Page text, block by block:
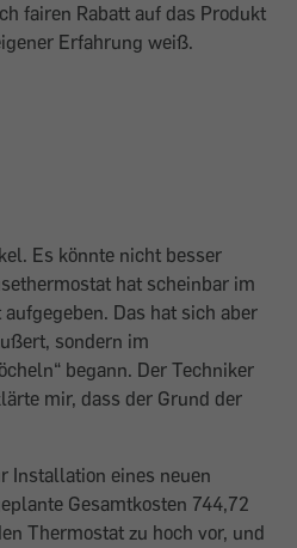
fairen Rabatt auf das Produkt
Erfahrung weiß.
Es könnte nicht besser
hat scheinbar im
Das hat sich aber
sondern im
begann. Der Techniker
mir, dass der Grund der
Installation eines neuen
Gesamtkosten 744,72
Thermostat zu hoch vor, und